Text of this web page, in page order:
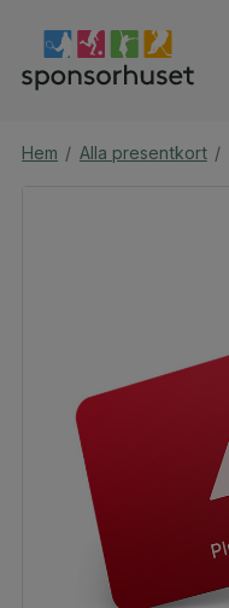
Hem / Alla presentkort /